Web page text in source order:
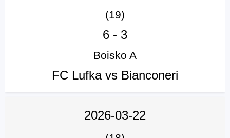
(19)
6 - 3
Boisko A
FC Lufka vs Bianconeri
2026-03-22